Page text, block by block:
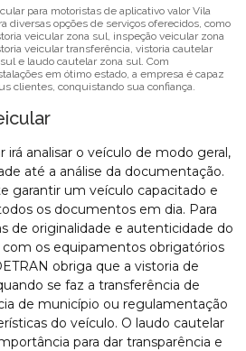
para motoristas de aplicativo valor Vila
diversas opções de serviços oferecidos, como
veicular zona sul, inspeção veicular zona
veicular transferência, vistoria cautelar
e laudo cautelar zona sul. Com
em ótimo estado, a empresa é capaz
clientes, conquistando sua confiança.
irá analisar o veículo de modo geral,
até a análise da documentação.
garantir um veículo capacitado e
os documentos em dia. Para
de originalidade e autenticidade do
os equipamentos obrigatórios
obriga que a vistoria de
se faz a transferência de
de município ou regulamentação
do veículo. O laudo cautelar
para dar transparência e